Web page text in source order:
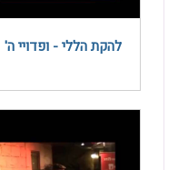
להקת הללי - ופדויי ה'